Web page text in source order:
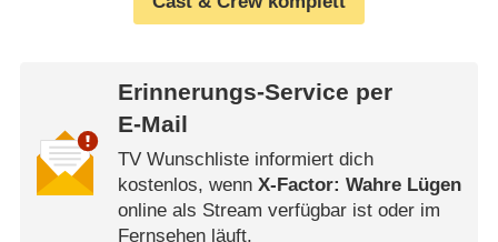
Erinnerungs-Service per
E-Mail
TV Wunschliste informiert dich
kostenlos, wenn X-Factor: Wahre Lügen
online als Stream verfügbar ist oder im
Fernsehen läuft.